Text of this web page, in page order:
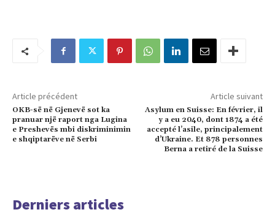
Article précédent
OKB-së në Gjenevë sot ka
pranuar një raport nga Lugina
e Preshevës mbi diskriminimin
e shqiptarëve në Serbi
Article suivant
Asylum en Suisse: En février, il
y a eu 2040, dont 1874 a été
accepté l’asile, principalement
d’Ukraine. Et 878 personnes
Berna a retiré de la Suisse
Derniers articles